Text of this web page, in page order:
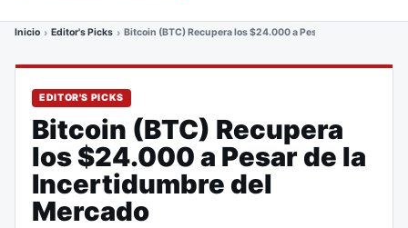
Inicio Editor's Picks Bitcoin (BTC) Recupera los $24.000 a Pesar de la
EDITOR'S PICKS
Bitcoin (BTC) Recupera
los $24.000 a Pesar de la
Incertidumbre del
Mercado